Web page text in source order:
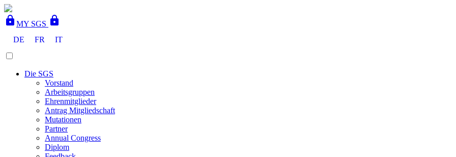
lock MY SGS lock
DE FR IT
Die SGS
Vorstand
Arbeitsgruppen
Ehrenmitglieder
Antrag Mitgliedschaft
Mutationen
Partner
Annual Congress
Diplom